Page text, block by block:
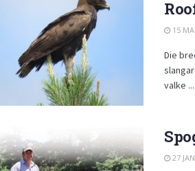
15
Die
valke ...
27